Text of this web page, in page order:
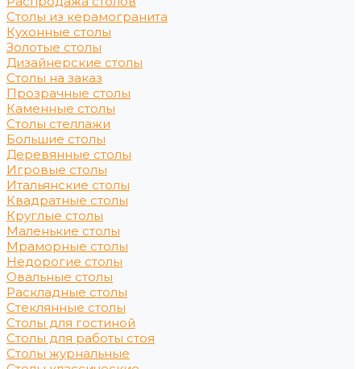
Столы из керамогранита
Кухонные столы
Золотые столы
Дизайнерские столы
Столы на заказ
Прозрачные столы
Каменные столы
Столы стеллажи
Большие столы
Деревянные столы
Игровые столы
Итальянские столы
Квадратные столы
Круглые столы
Маленькие столы
Мраморные столы
Недорогие столы
Овальные столы
Раскладные столы
Стеклянные столы
Столы для гостиной
Столы для работы стоя
Столы журнальные